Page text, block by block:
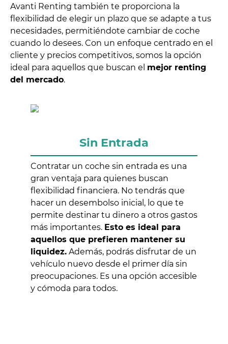
Avanti Renting también te proporciona la
flexibilidad de elegir un plazo que se adapte a tus
necesidades, permitiéndote cambiar de coche
cuando lo desees. Con un enfoque centrado en el
cliente y precios competitivos, somos la opción
ideal para aquellos que buscan el mejor renting
del mercado.
Sin Entrada
Contratar un coche sin entrada es una
gran ventaja para quienes buscan
flexibilidad financiera. No tendrás que
hacer un desembolso inicial, lo que te
permite destinar tu dinero a otros gastos
más importantes. Esto es ideal para
aquellos que prefieren mantener su
liquidez. Además, podrás disfrutar de un
vehículo nuevo desde el primer día sin
preocupaciones. Es una opción accesible
y cómoda para todos.